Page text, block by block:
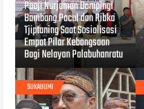
Paoji Nurjaman Dampingi
Bambang Pacul dan Ribka
Tjiptaning Saat Sosialisasi
Empat Pilar Kebangsaan
Bagi Nelayan Palabuhanratu
SUKABUMI